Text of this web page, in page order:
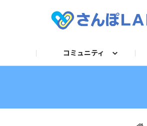
コミュニティ